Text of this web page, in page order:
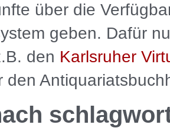
über die
geben. Dafür
den Karlsruher
den